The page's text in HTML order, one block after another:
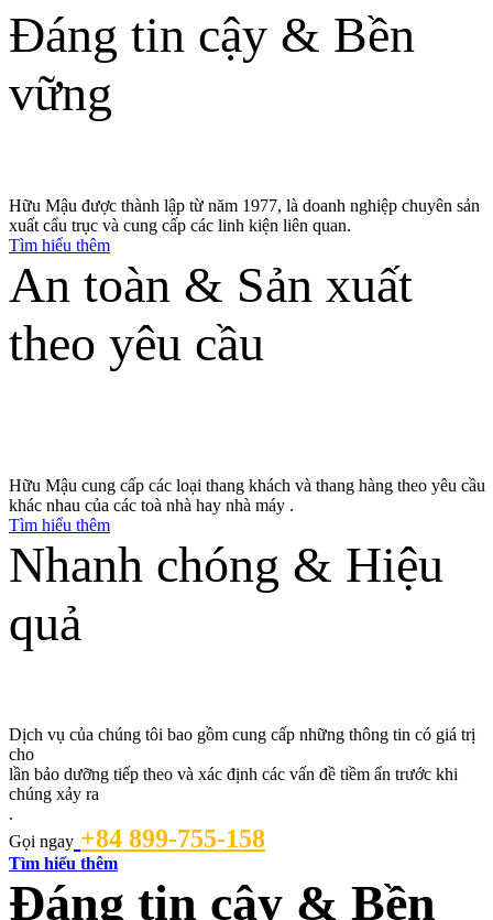
Đáng tin cậy & Bền
vững
Hữu Mậu được thành lập từ năm 1977, là doanh nghiệp chuyên sản
xuất cẩu trục và cung cấp các linh kiện liên quan.
Tìm hiểu thêm
An toàn & Sản xuất
theo yêu cầu
Hữu Mậu cung cấp các loại thang khách và thang hàng theo yêu cầu
khác nhau của các toà nhà hay nhà máy .
Tìm hiểu thêm
Nhanh chóng & Hiệu
quả
Dịch vụ của chúng tôi bao gồm cung cấp những thông tin có giá trị
cho
lần bảo dưỡng tiếp theo và xác định các vấn đề tiềm ẩn trước khi
chúng xảy ra
.
Gọi ngay +84 899-755-158
Tìm hiểu thêm
Đáng tin cậy & Bền